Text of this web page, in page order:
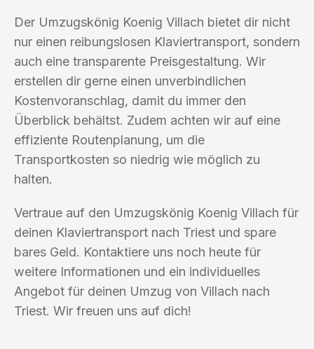
Der Umzugskönig Koenig Villach bietet dir nicht
nur einen reibungslosen Klaviertransport, sondern
auch eine transparente Preisgestaltung. Wir
erstellen dir gerne einen unverbindlichen
Kostenvoranschlag, damit du immer den
Überblick behältst. Zudem achten wir auf eine
effiziente Routenplanung, um die
Transportkosten so niedrig wie möglich zu
halten.
Vertraue auf den Umzugskönig Koenig Villach für
deinen Klaviertransport nach Triest und spare
bares Geld. Kontaktiere uns noch heute für
weitere Informationen und ein individuelles
Angebot für deinen Umzug von Villach nach
Triest. Wir freuen uns auf dich!